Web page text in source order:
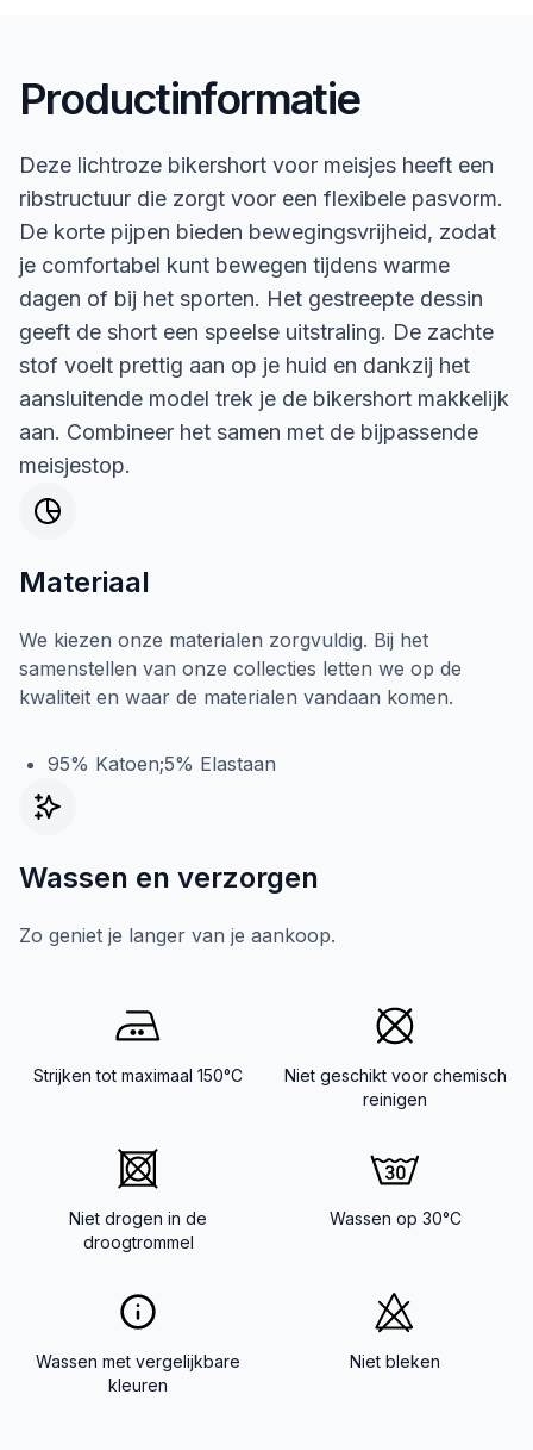
Productinformatie
Deze lichtroze bikershort voor meisjes heeft een
ribstructuur die zorgt voor een flexibele pasvorm.
De korte pijpen bieden bewegingsvrijheid, zodat
je comfortabel kunt bewegen tijdens warme
dagen of bij het sporten. Het gestreepte dessin
geeft de short een speelse uitstraling. De zachte
stof voelt prettig aan op je huid en dankzij het
aansluitende model trek je de bikershort makkelijk
aan. Combineer het samen met de bijpassende
meisjestop.
Materiaal
We kiezen onze materialen zorgvuldig. Bij het
samenstellen van onze collecties letten we op de
kwaliteit en waar de materialen vandaan komen.
95% Katoen;5% Elastaan
Wassen en verzorgen
Zo geniet je langer van je aankoop.
Strijken tot maximaal 150°C
Niet geschikt voor chemisch
reinigen
Niet drogen in de
droogtrommel
Wassen op 30°C
Wassen met vergelijkbare
kleuren
Niet bleken